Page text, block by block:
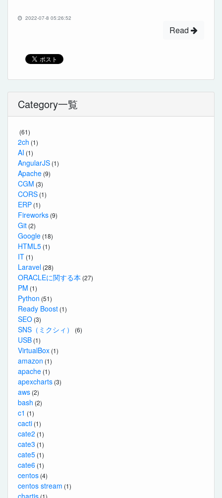
2022-07-8 05:26:52
Read
Category一覧
(61)
2ch (1)
AI (1)
AngularJS (1)
Apache (9)
CGM (3)
CORS (1)
ERP (1)
Fireworks (9)
Git (2)
Google (18)
HTML5 (1)
IT (1)
Laravel (28)
ORACLEに関する本 (27)
PM (1)
Python (51)
Ready Boost (1)
SEO (3)
SNS（ミクシィ） (6)
USB (1)
VirtualBox (1)
amazon (1)
apache (1)
apexcharts (3)
aws (2)
bash (2)
c1 (1)
cacti (1)
cate2 (1)
cate3 (1)
cate5 (1)
cate6 (1)
centos (4)
centos stream (1)